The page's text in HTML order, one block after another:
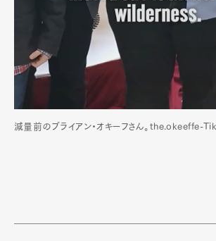
減量前のブライアン・オキーフさん。the.okeeffe-